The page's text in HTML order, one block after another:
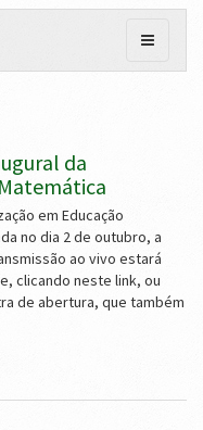
da
em Educação
no dia 2 de outubro, a
ao vivo estará
clicando neste link, ou
de abertura, que também